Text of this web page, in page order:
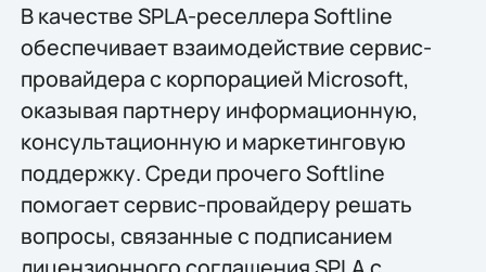
В качестве SPLA-реселлера Softline
обеспечивает взаимодействие сервис-
провайдера с корпорацией Microsoft,
оказывая партнеру информационную,
консультационную и маркетинговую
поддержку. Среди прочего Softline
помогает сервис-провайдеру решать
вопросы, связанные с подписанием